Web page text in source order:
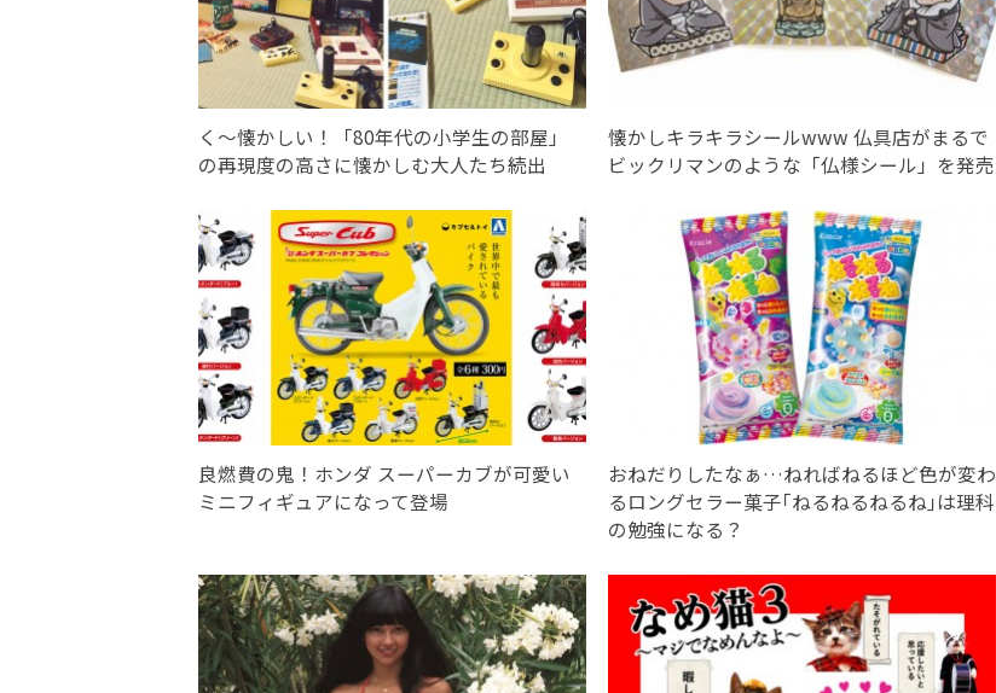
く〜懐かしい！「80年代の小学生の部屋」
の再現度の高さに懐かしむ大人たち続出
懐かしキラキラシールwww 仏具店がまるで
ビックリマンのような「仏様シール」を発売
良燃費の鬼！ホンダ スーパーカブが可愛い
ミニフィギュアになって登場
おねだりしたなぁ…ねればねるほど色が変わ
るロングセラー菓子｢ねるねるねるね｣は理科
の勉強になる？